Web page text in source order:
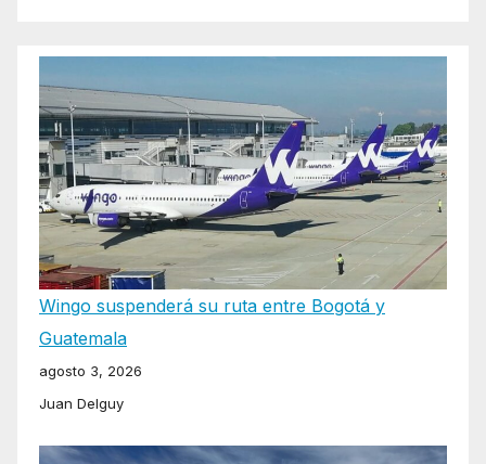
Wingo suspenderá su ruta entre Bogotá y
Guatemala
agosto 3, 2026
Juan Delguy